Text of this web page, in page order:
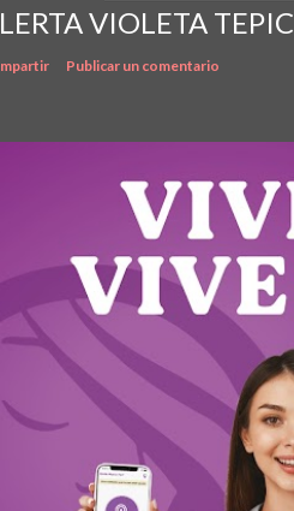
VIOLETA TEPIC
Publicar un comentario